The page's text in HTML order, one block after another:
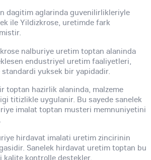
dagitim aglarinda guvenilirlikleriyle
ile Yildizkrose, uretimde fark
nalburiye uretim toptan alaninda
endustriyel uretim faaliyetleri,
yuksek bir yapidadir.
toptan hazirlik alaninda, malzeme
titizlikle uygulanir. Bu sayede sanelek
imalat toptan musteri memnuniyetini
hirdavat imalati uretim zincirinin
Sanelek hirdavat uretim toptan bu
kalite kontrolle destekler.